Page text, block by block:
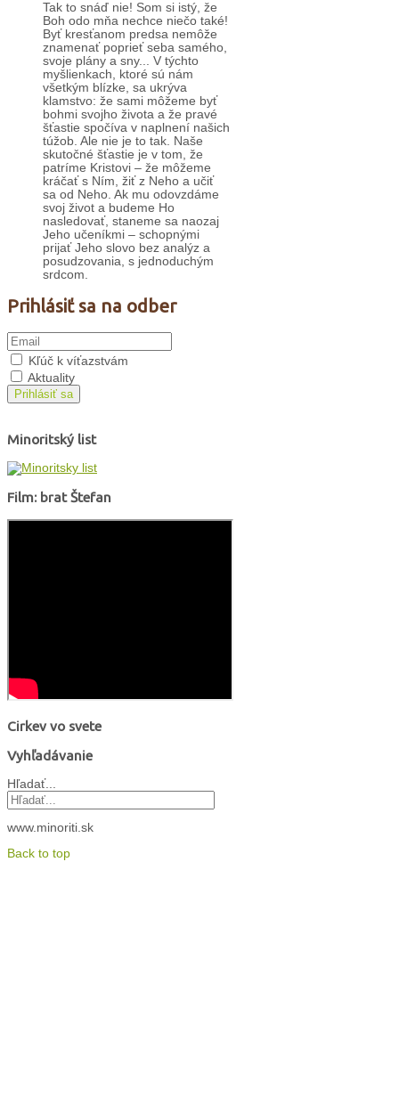
Tak to snáď nie! Som si istý, že
Boh odo mňa nechce niečo také!
Byť kresťanom predsa nemôže
znamenať poprieť seba samého,
svoje plány a sny... V týchto
myšlienkach, ktoré sú nám
všetkým blízke, sa ukrýva
klamstvo: že sami môžeme byť
bohmi svojho života a že pravé
šťastie spočíva v naplnení našich
túžob. Ale nie je to tak. Naše
skutočné šťastie je v tom, že
patríme Kristovi – že môžeme
kráčať s Ním, žiť z Neho a učiť
sa od Neho. Ak mu odovzdáme
svoj život a budeme Ho
nasledovať, staneme sa naozaj
Jeho učeníkmi – schopnými
prijať Jeho slovo bez analýz a
posudzovania, s jednoduchým
srdcom.
Prihlásiť sa na odber
Kľúč k víťazstvám
Aktuality
Prihlásiť sa
Minoritský list
Film: brat Štefan
Cirkev vo svete
Vyhľadávanie
Hľadať...
www.minoriti.sk
Back to top